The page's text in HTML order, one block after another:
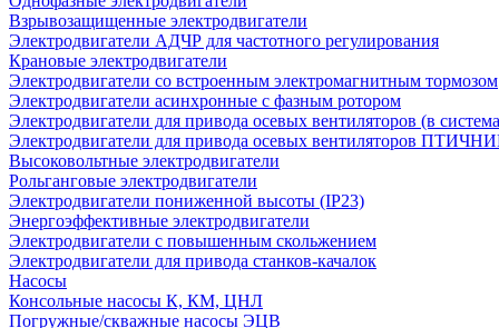
Взрывозащищенные электродвигатели
Электродвигатели АДЧР для частотного регулирования
Крановые электродвигатели
Электродвигатели со встроенным электромагнитным тормозом
Электродвигатели асинхронные с фазным ротором
Электродвигатели для привода осевых вентиляторов (в
Электродвигатели для привода осевых вентиляторов
Высоковольтные электродвигатели
Рольганговые электродвигатели
Электродвигатели пониженной высоты (IP23)
Энергоэффективные электродвигатели
Электродвигатели с повышенным скольжением
Электродвигатели для привода станков-качалок
Насосы
Консольные насосы К, КМ, ЦНЛ
Погружные/скважные насосы ЭЦВ